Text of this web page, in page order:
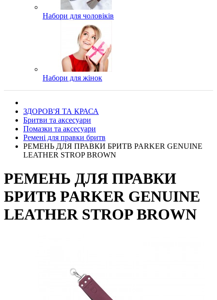
Набори для чоловіків
Набори для жінок
ЗДОРОВ'Я ТА КРАСА
Бритви та аксесуари
Помазки та аксесуари
Ремені для правки бритв
РЕМЕНЬ ДЛЯ ПРАВКИ БРИТВ PARKER GENUINE
LEATHER STROP BROWN
РЕМЕНЬ ДЛЯ ПРАВКИ
БРИТВ PARKER GENUINE
LEATHER STROP BROWN